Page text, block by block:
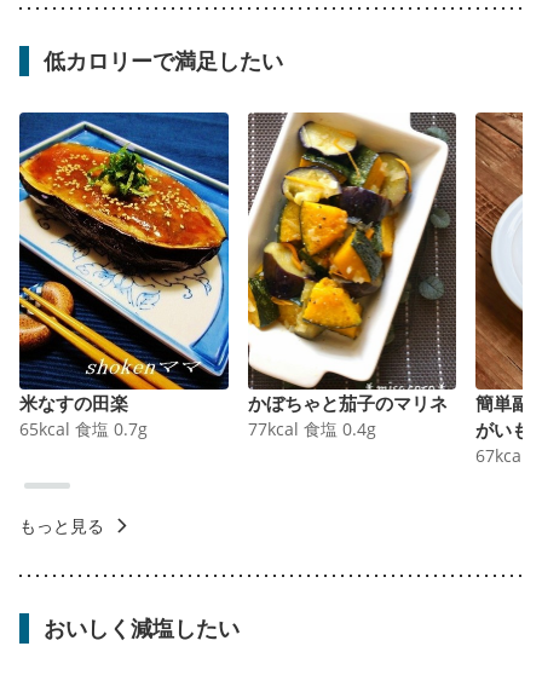
低カロリーで満足したい
米なすの田楽
65kcal 食塩 0.7g
かぼちゃと茄子のマリネ
77kcal 食塩 0.4g
簡単副
がいも
67kcal
もっと見る
おいしく減塩したい